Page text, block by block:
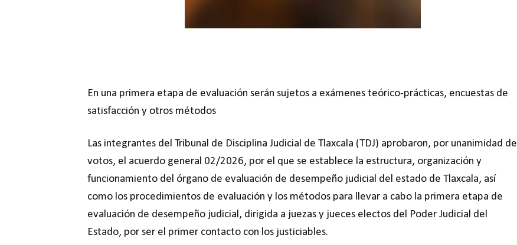
En una primera etapa de evaluación serán sujetos a exámenes teórico-prácticas, encuestas de
satisfacción y otros métodos
Las integrantes del Tribunal de Disciplina Judicial de Tlaxcala (TDJ) aprobaron, por unanimidad de
votos, el acuerdo general 02/2026, por el que se establece la estructura, organización y
funcionamiento del órgano de evaluación de desempeño judicial del estado de Tlaxcala, así
como los procedimientos de evaluación y los métodos para llevar a cabo la primera etapa de
evaluación de desempeño judicial, dirigida a juezas y jueces electos del Poder Judicial del
Estado, por ser el primer contacto con los justiciables.